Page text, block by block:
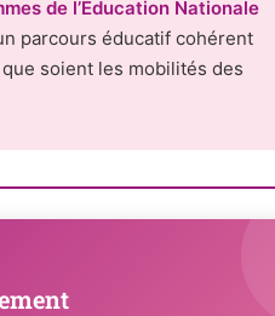
de l’Éducation Nationale
parcours éducatif cohérent
soient les mobilités des